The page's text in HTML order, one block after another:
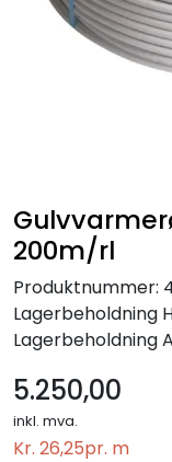
200m/rl
Produktnummer:
Lagerbeholdning
Lagerbeholdning
5.250,00
inkl. mva.
Kr. 26,25pr. m